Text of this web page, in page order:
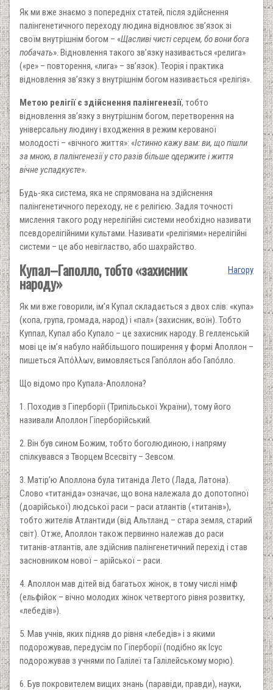
Як ми вже знаємо з попередніх статей, після здійснення
палінгенетичного переходу людина відновлює зв’язок зі
своїм внутрішнім богом – «Щасливі чисті серцем, бо вони бога
побачать». Відновлення такого зв’язку називається «релига»
(«ре» – повторення, «лига» – зв’язок). Теорія і практика
відновлення зв’язку з внутрішнім богом називається «релігія».
Метою релігії є здійснення палінгенезії, тобто
відновлення зв’язку з внутрішнім богом, перетворення на
універсальну людину і входження в режим керованої
молодості – «вічного життя»: «Істинно кажу вам: ви, що пішли
за мною, в палінгенезії у сто разів більше одержите і життя
вічне успадкуєте».
Будь-яка система, яка не спрямована на здійснення
палінгенетичного переходу, не є релігією. Задля точності
мислення такого роду нерелігійні системи необхідно називати
псевдорелігійними культами. Називати «релігіями» нерелігійні
системи – це або невігластво, або шахрайство.
Нагору
Купал–Гаполло, тобто «захисник
народу»
Як ми вже говорили, ім’я Купал складається з двох слів: «купа»
(копа, група, громада, народ) і «пал» (захисник, воїн). Тобто
Куппал, Купал або Купало – це захисник народу. В гелленській
мові це ім’я набуло найбільшого поширення у формі Аполлон –
пишеться Ἀπόλλων, вимовляється Гапóллон або Гапóлло.
Що відомо про Купала-Аполлона?
1. Походив з Гіперборії (Трипільської України), тому його
називали Аполлон Гіперборійський.
2. Він був сином Божим, тобто боголюдиною, і напряму
спілкувався з Творцем Всесвіту – Зевсом.
3. Матір’ю Аполлона була титаніда Лето (Лада, Латона).
Слово «титаніда» означає, що вона належала до допотопної
(доарійської) людської раси – раси атлантів («титанів»),
тобто жителів Атлантиди (від Альтланд – стара земля, старий
світ). Отже, Аполлон також первинно належав до раси
титанів-атлантів, але здійснив палінгенетичний перехід і став
засновником нової – арійської – раси.
4. Аполлон мав дітей від багатьох жінок, в тому числі німф
(ельфійок – вічно молодих жінок четвертого рівня розвитку,
«лебедів»).
5. Мав учнів, яких підняв до рівня «лебедів» і з якими
подорожував, передусім по Гіперборії (подібно як Ісус
подорожував з учнями по Галілеї та Галілейському морю).
6. Був покровителем вищих знань (паравіди, правди), науки,